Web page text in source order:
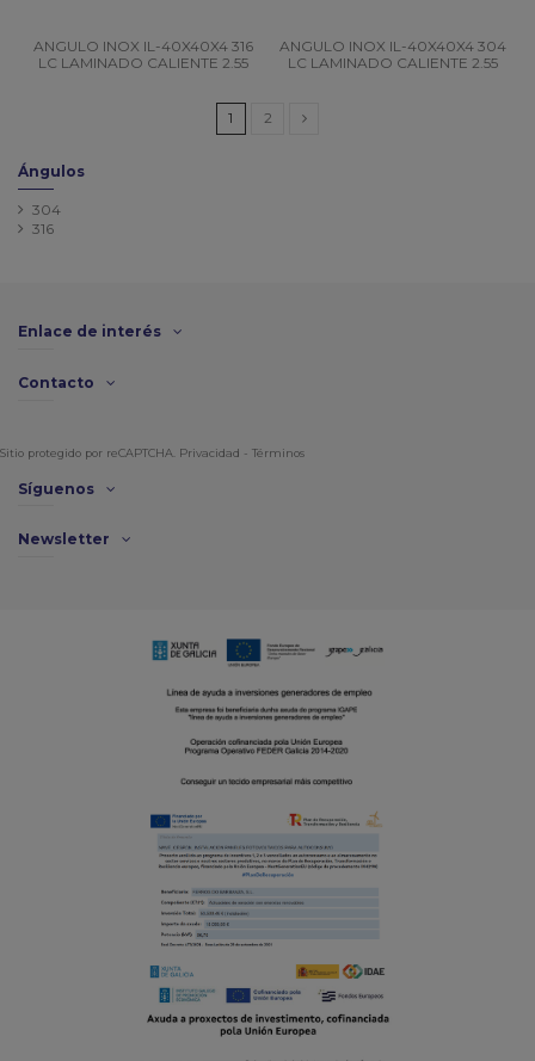
ANGULO INOX IL-40X40X4 316
LC LAMINADO CALIENTE 2.55
ANGULO INOX IL-40X40X4 304
LC LAMINADO CALIENTE 2.55
1 2
Ángulos
304
316
Enlace de interés
Contacto
Sitio protegido por reCAPTCHA. Privacidad - Términos
Síguenos
Newsletter